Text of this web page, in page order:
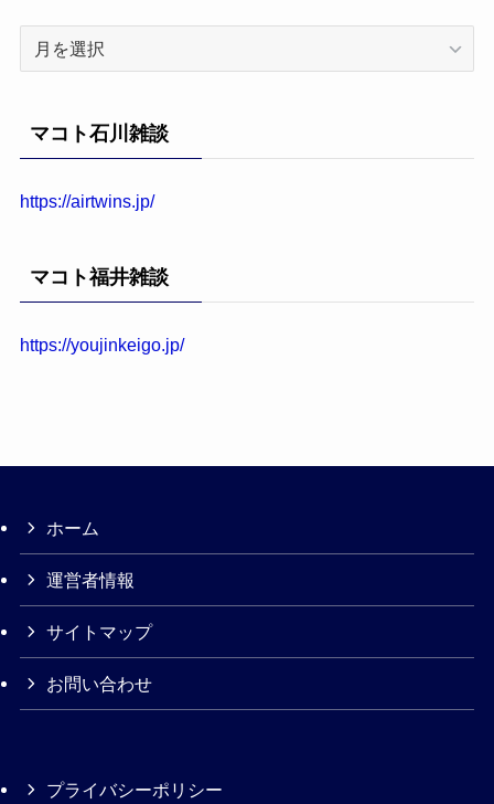
マコト石川雑談
https://airtwins.jp/
マコト福井雑談
https://youjinkeigo.jp/
ホーム
運営者情報
サイトマップ
お問い合わせ
プライバシーポリシー